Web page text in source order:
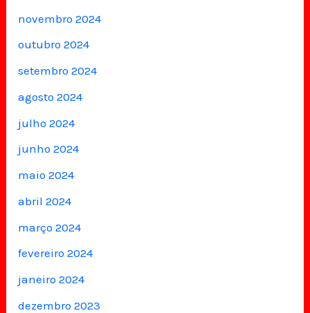
novembro 2024
outubro 2024
setembro 2024
agosto 2024
julho 2024
junho 2024
maio 2024
abril 2024
março 2024
fevereiro 2024
janeiro 2024
dezembro 2023